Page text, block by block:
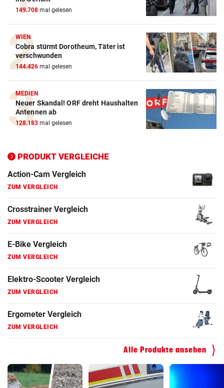
149.708 mal gelesen
WIEN
Cobra stürmt Dorotheum, Täter ist
verschwunden
144.426 mal gelesen
MEDIEN
Neuer Skandal! ORF dreht Haushalten
Antennen ab
128.183 mal gelesen
PRODUKT VERGLEICHE
ZUM VERGLEICH
Crosstrainer Vergleich
E-Bike Vergleich
Elektro-Scooter Vergleich
Ergometer Vergleich
Fahrrad Test
ZUM VERGLEICH
Alle Produkte ansehen